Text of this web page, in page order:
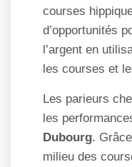
courses
d’opportunités
l’argent en
les courses et
Les parieurs
les
Dubourg.
milieu des